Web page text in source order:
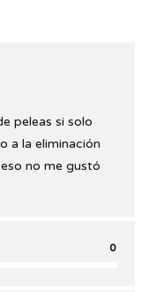
peleas si solo
a la eliminación
no me gustó
0